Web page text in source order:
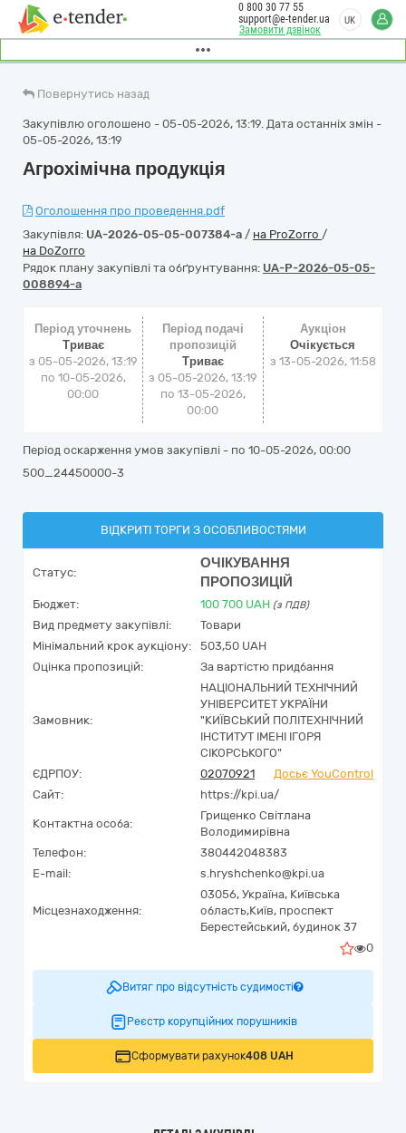
Замовити дзвінок
0 800 30 77 55
support@e-tender.ua
UK
Повернутись назад
Закупівлю оголошено - 05-05-2026, 13:19. Дата останніх змін -
05-05-2026, 13:19
Агрохімічна продукція
Оголошення про проведення.pdf
Закупівля: UA-2026-05-05-007384-a / на ProZorro /
на DoZorro
Рядок плану закупівлі та обґрунтування: UA-P-2026-05-05-
008894-a
Період уточнень
Триває
з 05-05-2026, 13:19
по 10-05-2026,
00:00
Період подачі
пропозицій
Триває
з 05-05-2026, 13:19
по 13-05-2026,
00:00
Аукціон
Очікується
з 13-05-2026, 11:58
Період оскарження умов закупівлі - по 10-05-2026, 00:00
500_24450000-3
ВІДКРИТІ ТОРГИ З ОСОБЛИВОСТЯМИ
Статус:
ОЧІКУВАННЯ
ПРОПОЗИЦІЙ
Бюджет: 100 700 UAH (з ПДВ)
Вид предмету закупівлі:
Товари
Мінімальний крок аукціону:
503,50 UAH
Оцінка пропозицій:
За вартістю придбання
Замовник:
НАЦІОНАЛЬНИЙ ТЕХНІЧНИЙ
УНІВЕРСИТЕТ УКРАЇНИ
"КИЇВСЬКИЙ ПОЛІТЕХНІЧНИЙ
ІНСТИТУТ ІМЕНІ ІГОРЯ
СІКОРСЬКОГО"
ЄДРПОУ:
02070921
Досьє YouControl
Сайт:
https://kpi.ua/
Контактна особа:
Грищенко Світлана
Володимирівна
Телефон:
380442048383
E-mail:
s.hryshchenko@kpi.ua
Місцезнаходження:
03056, Україна, Київська
область,Київ, проспект
Берестейський, будинок 37
0
Витяг про відсутність судимості
Реєстр корупційних порушників
Сформувати рахунок408 UAH